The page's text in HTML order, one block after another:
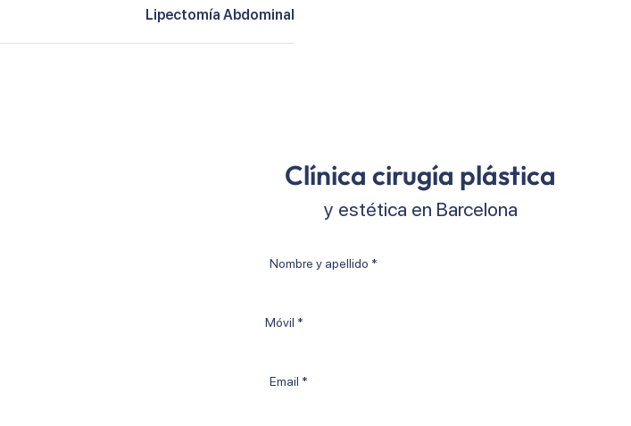
Lipectomía Abdominal
Clínica cirugía plástica
y estética en Barcelona